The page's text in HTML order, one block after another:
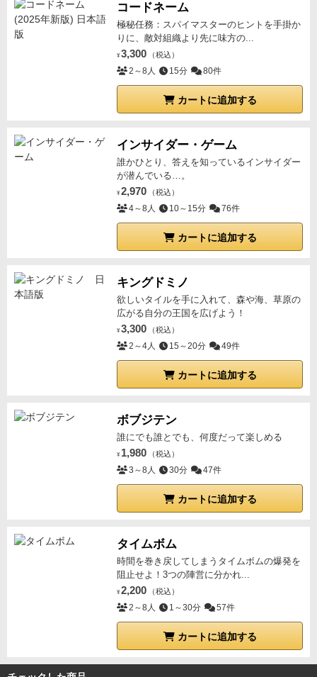
コードネーム
極秘任務：スパイマスターのヒントを手掛か
りに、敵対組織より先に味方の...
¥ 3,300 （税込）
2～8人 15分 80件
カートに追加する
インサイダー・ゲーム
誰かひとり、答えを知っているインサイダー
が潜んでいる…。
¥ 2,970 （税込）
4～8人 10～15分 76件
カートに追加する
キングドミノ
欲しいタイルを手に入れて、森や海、草原の
広がる自分の王国を広げよう！
¥ 3,300 （税込）
2～4人 15～20分 49件
カートに追加する
ボブジテン
誰にでも誰とでも、何度だって楽しめる
¥ 1,980 （税込）
3～8人 30分 47件
カートに追加する
タイムボム
時間を巻き戻してしまうタイムボムの爆発を
阻止せよ！3つの陣営に分かれ...
¥ 2,200 （税込）
2～8人 1～30分 57件
カートに追加する